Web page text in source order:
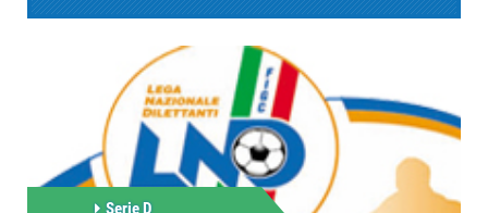
Serie D